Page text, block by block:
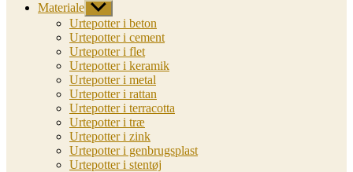
Materiale Vis
undermenu
Urtepotter i beton
Urtepotter i cement
Urtepotter i flet
Urtepotter i keramik
Urtepotter i metal
Urtepotter i rattan
Urtepotter i terracotta
Urtepotter i træ
Urtepotter i zink
Urtepotter i genbrugsplast
Urtepotter i stentøj